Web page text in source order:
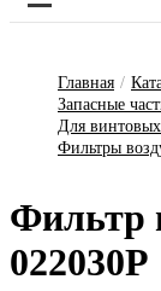
Главная /
Запасные
Для
Фильтры
Филь­тр
022030P